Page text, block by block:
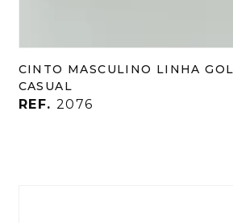
CINTO MASCULINO LINHA
CASUAL
REF. 2076